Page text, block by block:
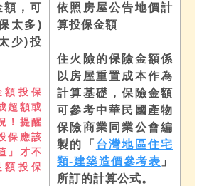
額，可
太多)
少)投
額投保
超額或
！提醒
保應該
」才不
額投保
依照房屋公告地價計
算投保金額
住火險的保險金額係
以房屋重置成本作為
計算基礎，保險金額
可參考中華民國產物
保險商業同業公會編
製的「 台灣地區住宅
類-建築造價參考表 」
所訂的計算公式。